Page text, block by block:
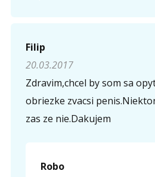
Filip
20.03.2017
Zdravim,chcel by som sa
obriezke zvacsi
zas ze nie.Dakujem
Robo